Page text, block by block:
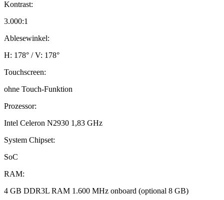
Kontrast:
3.000:1
Ablesewinkel:
H: 178° / V: 178°
Touchscreen:
ohne Touch-Funktion
Prozessor:
Intel Celeron N2930 1,83 GHz
System Chipset:
SoC
RAM:
4 GB DDR3L RAM 1.600 MHz onboard (optional 8 GB)